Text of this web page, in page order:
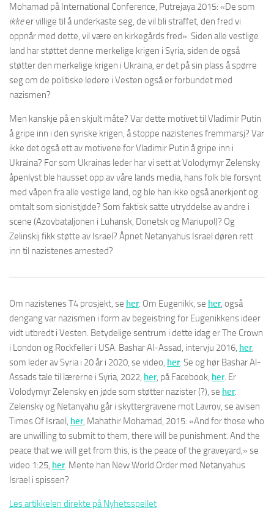
Mohamad på International Conference, Putrejaya 2015: «De som
ikkeer villige til å underkaste seg, de vil bli straffet, den fred vi
oppnår med dette, vil være en kirkegårds fred». Siden alle vestlige
land har støttet denne merkelige krigen i Syria, siden de også
støtter den merkelige krigen i Ukraina, er det på sin plass å spørre
seg om de politiske ledere i Vesten også er forbundet med
nazismen?
Men kanskje på en skjult måte? Var dette motivet til Vladimir Putin
å gripe inn i den syriske krigen, å stoppe nazistenes fremmarsj? Var
ikke det også ett av motivene for Vladimir Putin å gripe inn i
Ukraina? For som Ukrainas leder har vi sett at Volodymyr Zelensky
åpenlyst ble hausset opp av våre lands media, hans folk ble forsynt
med våpen fra alle vestlige land, og ble han ikke også anerkjent og
omtalt som sionistjøde? Som faktisk satte utryddelse av andre i
scene (Azovbataljonen i Luhansk, Donetsk og Mariupol)? Og
Zelinskij fikk støtte av Israel? Åpnet Netanyahus Israel døren rett
inn til nazistenes arnested?
Om nazistenes T4 prosjekt, se her. Om Eugenikk, se her, også
dengang var nazismen i form av begeistring for Eugenikkens ideer
vidt utbredt i Vesten. Betydelige sentrum i dette idag er The Crown
i London og Rockfeller i USA. Bashar Al-Assad, intervju 2016, her,
som leder av Syria i 20 år i 2020, se video, her. Se og hør Bashar Al-
Assads tale til lærerne i Syria, 2022, her, på Facebook, her. Er
Volodymyr Zelensky en jøde som støtter nazister (?), se her.
Zelensky og Netanyahu går i skyttergravene mot Lavrov, se avisen
Times Of Israel, her, Mahathir Mohamad, 2015: «And for those who
are unwilling to submit to them, there will be punishment. And the
peace that we will get from this, is the peace of the graveyard,» se
video 1:25, her. Mente han New World Order med Netanyahus
Israel i spissen?
Les artikkelen direkte på Nyhetsspeilet